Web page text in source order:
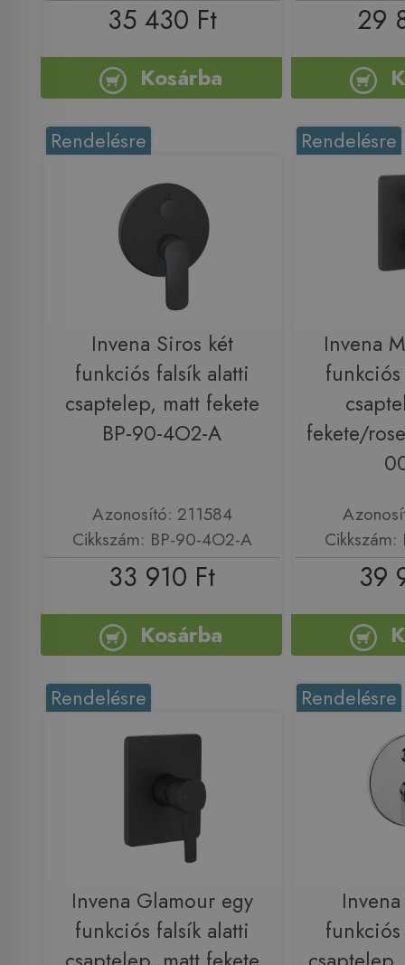
35 430 Ft
Kosárba
29
Rendelésre
Invena Siros két
funkciós falsík alatti
csaptelep, matt fekete
BP-90-4O2-A
Azonosító: 211584
Cikkszám: BP-90-4O2-A
33 910 Ft
Kosárba
Rendelésre
Invena
fekete/
39
Rendelésre
Invena Glamour egy
funkciós falsík alatti
Rendelésre